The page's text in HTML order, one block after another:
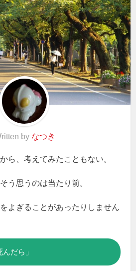
by なつき
ら、考えてみたこともない。
う思うのは当たり前。
よぎることがあったりしません
だら」